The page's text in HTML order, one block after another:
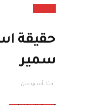
حقيقة
سمير
منذ أسبوعين